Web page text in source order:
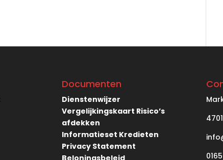
Documenten
Dienstenwijzer
Vergelijkingskaart Risico’s
afdekken
Informatieset Kredieten
Privacy Statement
Beloningsbeleid